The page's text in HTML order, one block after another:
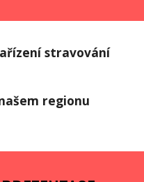
stravování
regionu